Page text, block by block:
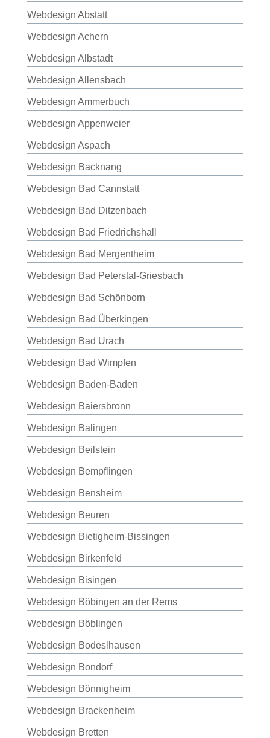
Webdesign Abstatt
Webdesign Achern
Webdesign Albstadt
Webdesign Allensbach
Webdesign Ammerbuch
Webdesign Appenweier
Webdesign Aspach
Webdesign Backnang
Webdesign Bad Cannstatt
Webdesign Bad Ditzenbach
Webdesign Bad Friedrichshall
Webdesign Bad Mergentheim
Webdesign Bad Peterstal-Griesbach
Webdesign Bad Schönborn
Webdesign Bad Überkingen
Webdesign Bad Urach
Webdesign Bad Wimpfen
Webdesign Baden-Baden
Webdesign Baiersbronn
Webdesign Balingen
Webdesign Beilstein
Webdesign Bempflingen
Webdesign Bensheim
Webdesign Beuren
Webdesign Bietigheim-Bissingen
Webdesign Birkenfeld
Webdesign Bisingen
Webdesign Böbingen an der Rems
Webdesign Böblingen
Webdesign Bodeslhausen
Webdesign Bondorf
Webdesign Bönnigheim
Webdesign Brackenheim
Webdesign Bretten